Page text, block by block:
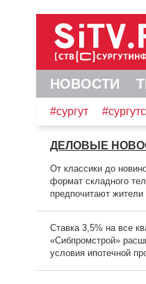
НОВОСТИ
#сургут
ДЕЛОВЫЕ
От классики до
формат складного
предпочитают
Ставка 3,5% на все
«Сибпромстрой»
условия ипотечной